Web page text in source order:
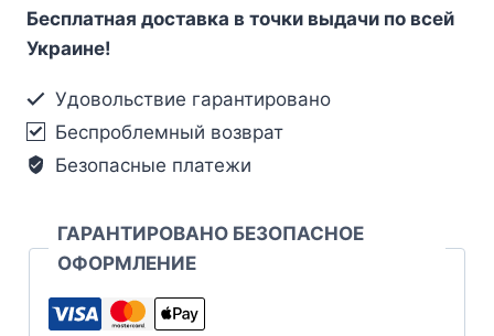
Бесплатная доставка в точки выдачи по всей
Украине!
Удовольствие гарантировано
Беспроблемный возврат
Безопасные платежи
ГАРАНТИРОВАНО БЕЗОПАСНОЕ
ОФОРМЛЕНИЕ